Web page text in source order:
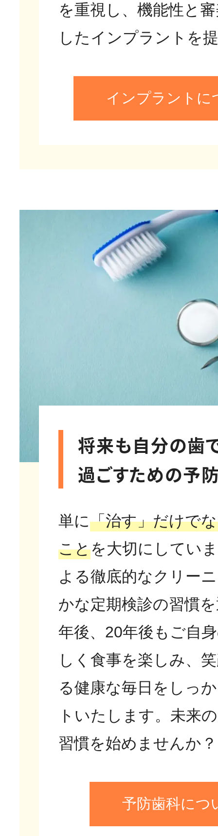
を重視し、機能性と
したインプラントを
インプラントに
将来も自分の歯
過ごすための予
単に「治す」だけで
ことを大切にしてい
よる徹底的なクリー
かな定期検診の習慣
年後、20年後もご自
しく食事を楽しみ、
る健康な毎日をしっ
トいたします。未来
習慣を始めませんか？
予防歯科につ